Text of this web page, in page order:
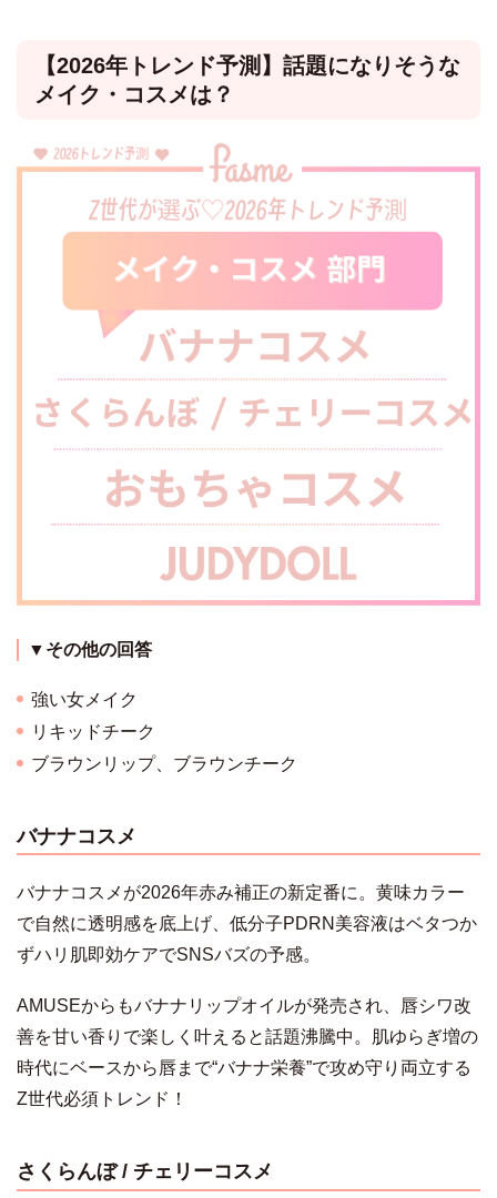
【2026年トレンド予測】話題になりそうな
メイク・コスメは？
▼その他の回答
強い女メイク
リキッドチーク
ブラウンリップ、ブラウンチーク
バナナコスメ
バナナコスメが2026年赤み補正の新定番に。黄味カラー
で自然に透明感を底上げ、低分子PDRN美容液はベタつか
ずハリ肌即効ケアでSNSバズの予感。
AMUSEからもバナナリップオイルが発売され、唇シワ改
善を甘い香りで楽しく叶えると話題沸騰中。肌ゆらぎ増の
時代にベースから唇まで“バナナ栄養”で攻め守り両立する
Z世代必須トレンド！
さくらんぼ / チェリーコスメ